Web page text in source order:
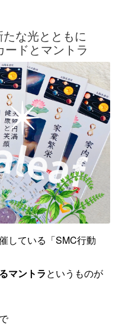
たな光とともに
ドとマントラ
している「SMC行動
マントラというものが